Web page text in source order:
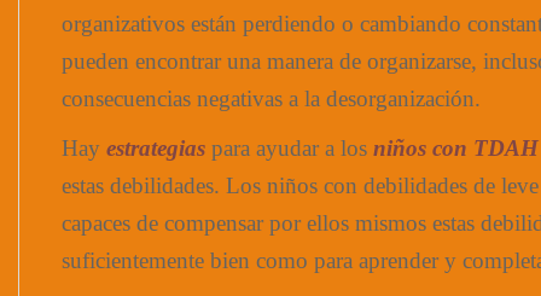
organizativos están perdiendo o cambiando
pueden encontrar una manera de organizarse,
consecuencias negativas a la desorganización.
Hay estrategias para ayudar a los niños con TDAH
estas debilidades. Los niños con debilidades de
capaces de compensar por ellos mismos estas
suficientemente bien como para aprender y